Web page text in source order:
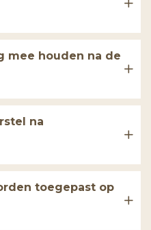
mee houden na de
na
toegepast op